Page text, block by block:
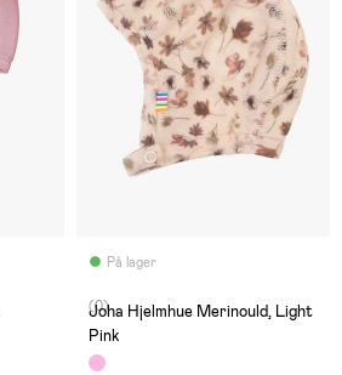
På lager
(0)
Joha Hjelmhue Merinould, Light
Pink